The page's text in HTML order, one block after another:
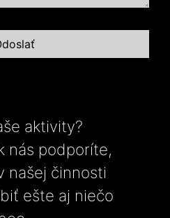
aktivity?
nás podporíte,
našej činnosti
ešte aj niečo